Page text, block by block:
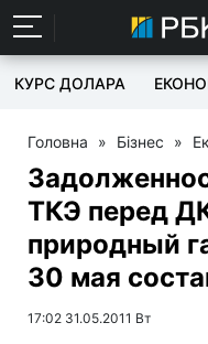
КУРС ДОЛАРА
Головна » Бізнес »
ТКЭ перед
природный
30 мая
17:02 31.05.2011 Вт